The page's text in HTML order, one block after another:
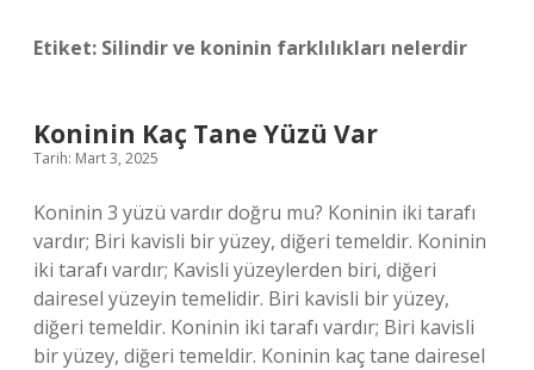
Etiket: Silindir ve koninin farklılıkları nelerdir
Koninin Kaç Tane Yüzü Var
Tarih: Mart 3, 2025
Koninin 3 yüzü vardır doğru mu? Koninin iki tarafı
vardır; Biri kavisli bir yüzey, diğeri temeldir. Koninin
iki tarafı vardır; Kavisli yüzeylerden biri, diğeri
dairesel yüzeyin temelidir. Biri kavisli bir yüzey,
diğeri temeldir. Koninin iki tarafı vardır; Biri kavisli
bir yüzey, diğeri temeldir. Koninin kaç tane dairesel